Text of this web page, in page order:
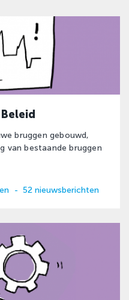
bruggen gebouwd,
van bestaande bruggen
- 52 nieuwsberichten